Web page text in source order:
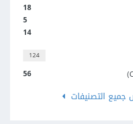
18
5
14
124
56
جميع التصنيفات